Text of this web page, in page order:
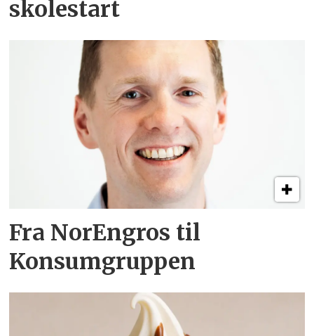
skolestart
Fra NorEngros til
Konsumgruppen